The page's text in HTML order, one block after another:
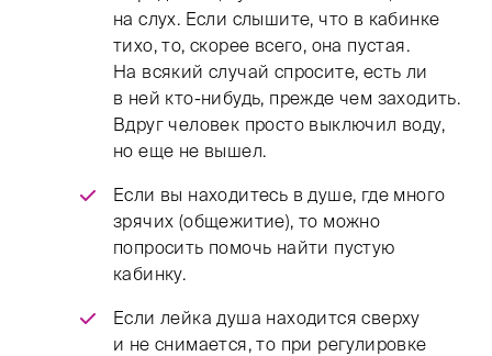
на слух. Если слышите, что в кабинке
тихо, то, скорее всего, она пустая.
На всякий случай спросите, есть ли
в ней кто-нибудь, прежде чем заходить.
Вдруг человек просто выключил воду,
но еще не вышел.
Если вы находитесь в душе, где много
зрячих (общежитие), то можно
попросить помочь найти пустую
кабинку.
Если лейка душа находится сверху
и не снимается, то при регулировке